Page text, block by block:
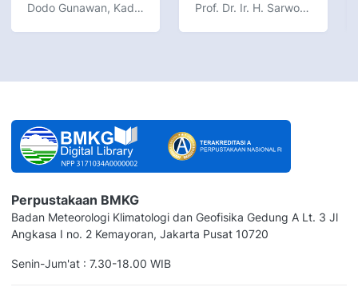
Dodo Gunawan, Kadarsah Prof. Dr. Ir. H. Sarwono Hardjowigeno, M.Sc
Perpustakaan BMKG
Badan Meteorologi Klimatologi dan Geofisika Gedung A Lt. 3 Jl
Angkasa I no. 2 Kemayoran, Jakarta Pusat 10720
Senin-Jum'at : 7.30-18.00 WIB